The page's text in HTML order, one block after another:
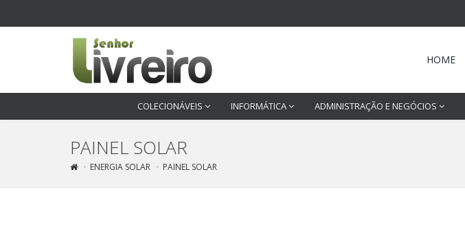
HOME
COLECIONÁVEIS INFORMÁTICA ADMINISTRAÇÃO E NEGÓCIOS
PAINEL SOLAR
ENERGIA SOLAR PAINEL SOLAR